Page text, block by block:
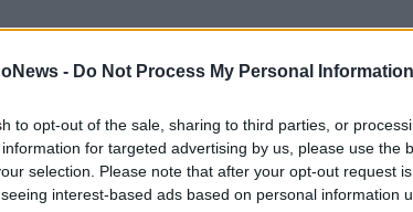
- Do Not Process My Personal Information
to opt-out of the sale, sharing to third parties, or
for targeted advertising by us, please use the
selection. Please note that after your opt-out request
interest-based ads based on personal information